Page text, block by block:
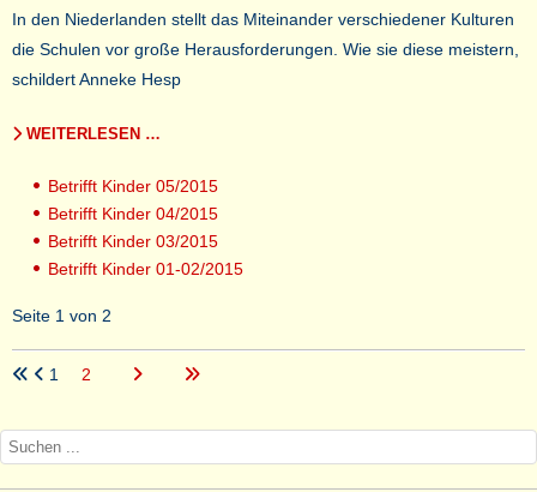
In den Niederlanden stellt das Miteinander verschiedener Kulturen
die Schulen vor große Herausforderungen. Wie sie diese meistern,
schildert Anneke Hesp
WEITERLESEN …
Betrifft Kinder 05/2015
Betrifft Kinder 04/2015
Betrifft Kinder 03/2015
Betrifft Kinder 01-02/2015
Seite 1 von 2
1 2